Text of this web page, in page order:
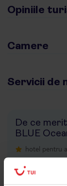
Opiniile
Camere
Servicii de
De ce
BLUE
hotel pentru
Wi-Fi gratuit
program de